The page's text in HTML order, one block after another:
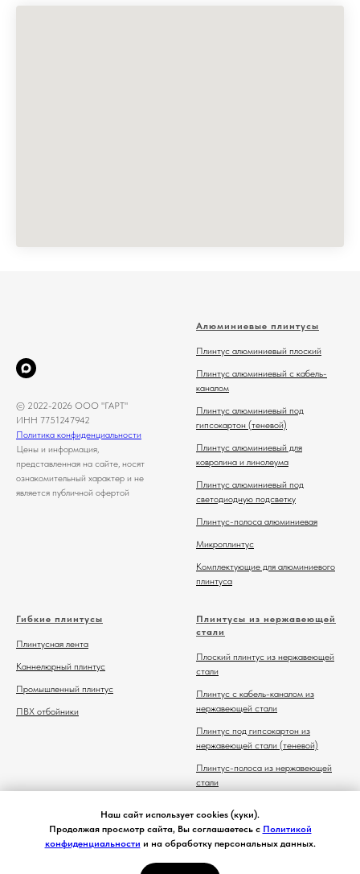
Наш сайт использует cookies (куки).
Продолжая просмотр сайта, Вы соглашаетесь с Политикой
конфиденциальности и на обработку персональных данных.
© 2022-2026 ООО "ГАРТ"
ИНН 7751247942
Политика конфиденциальности
Цены и информация,
представленная на сайте, носят
ознакомительный характер и не
является публичной офертой
Алюминиевые плинтусы
Плинтус алюминиевый плоский
Плинтус алюминиевый с кабель-
каналом
Плинтус алюминиевый под
гипсокартон (теневой)
Плинтус алюминиевый для
ковролина и линолеума
Плинтус алюминиевый под
светодиодную подсветку
Плинтус-полоса алюминиевая
Микроплинтус
Комплектующие для алюминиевого
плинтуса
Гибкие плинтусы
Плинтусная лента
Каннелюрный плинтус
Промышленный плинтус
ПВХ отбойники
Плинтусы из нержавеющей
стали
Плоский плинтус из нержавеющей
стали
Плинтус с кабель-каналом из
нержавеющей стали
Плинтус под гипсокартон из
нержавеющей стали (теневой)
Плинтус-полоса из нержавеющей
стали
нержавеющей стали